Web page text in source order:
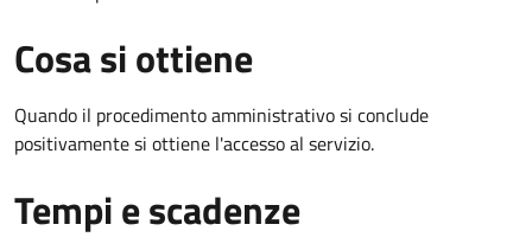
Cosa si ottiene
Quando il procedimento amministrativo si conclude
positivamente si ottiene l'accesso al servizio.
Tempi e scadenze